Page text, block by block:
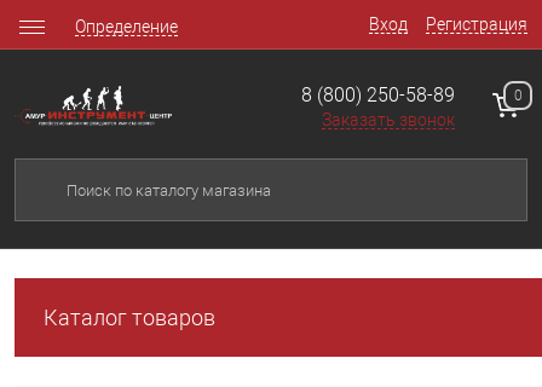
Вход Регистрация
Определение
8 (800) 250-58-89
Заказать звонок
0
Каталог товаров